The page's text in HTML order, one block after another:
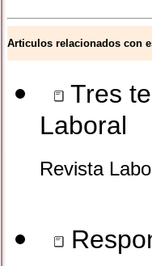
Articulos relacionados con
Tres
Laboral
Revista